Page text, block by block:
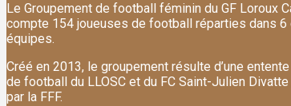
Le Groupement de football féminin du GF Loroux
compte 154 joueuses de football réparties dans 6
équipes.
Créé en 2013, le groupement résulte d’une
de football du LLOSC et du FC Saint-Julien
par la FFF.